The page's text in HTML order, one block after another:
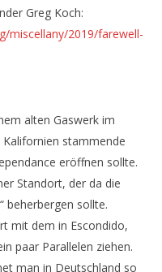
Greg Koch:
miscellany/2019/farewell-
alten Gaswerk im
Kalifornien stammende
eröffnen sollte.
Standort, der da die
beherbergen sollte.
mit dem in Escondido,
paar Parallelen ziehen.
man in Deutschland so